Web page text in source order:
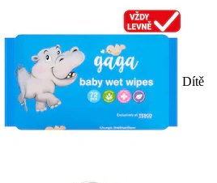
Dítě